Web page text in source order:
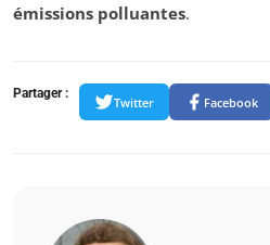
émissions polluantes.
Partager :
Twitter Facebook